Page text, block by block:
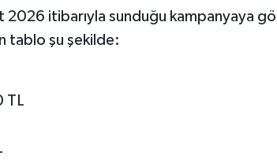
2026 itibarıyla sunduğu kampanyaya
tablo şu şekilde:
TL